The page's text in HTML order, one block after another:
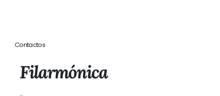
Contactos
Filarmónica